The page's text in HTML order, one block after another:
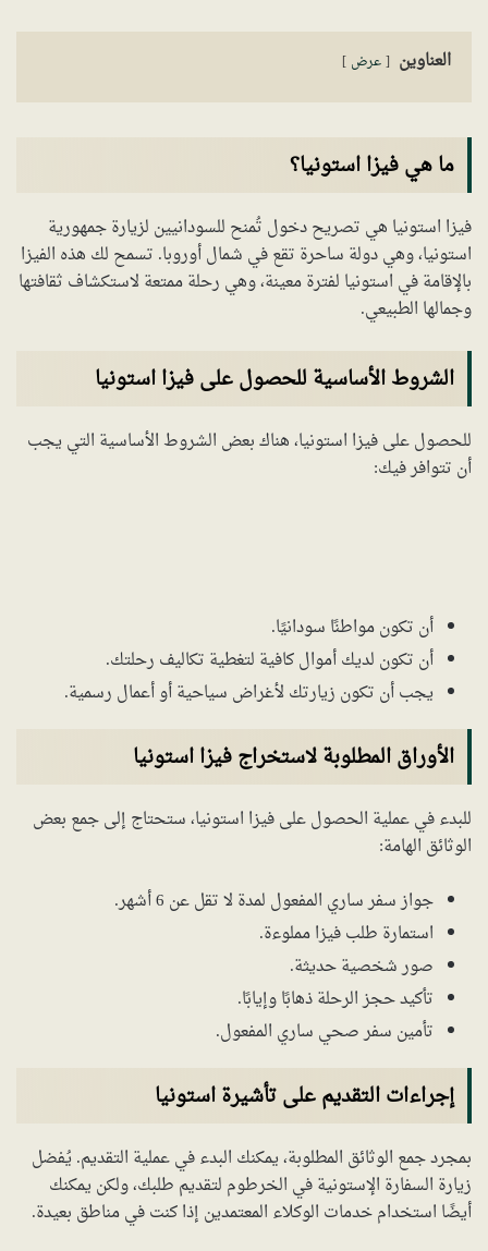
العناوين عرض
ما هي فيزا استونيا؟
فيزا استونيا هي تصريح دخول تُمنح للسودانيين لزيارة جمهورية
استونيا، وهي دولة ساحرة تقع في شمال أوروبا. تسمح لك هذه الفيزا
بالإقامة في استونيا لفترة معينة، وهي رحلة ممتعة لاستكشاف ثقافتها
وجمالها الطبيعي.
الشروط الأساسية للحصول على فيزا استونيا
للحصول على فيزا استونيا، هناك بعض الشروط الأساسية التي يجب
أن تتوافر فيك:
أن تكون مواطنًا سودانيًا.
أن تكون لديك أموال كافية لتغطية تكاليف رحلتك.
يجب أن تكون زيارتك لأغراض سياحية أو أعمال رسمية.
الأوراق المطلوبة لاستخراج فيزا استونيا
للبدء في عملية الحصول على فيزا استونيا، ستحتاج إلى جمع بعض
الوثائق الهامة:
جواز سفر ساري المفعول لمدة لا تقل عن 6 أشهر.
استمارة طلب فيزا مملوءة.
صور شخصية حديثة.
تأكيد حجز الرحلة ذهابًا وإيابًا.
تأمين سفر صحي ساري المفعول.
إجراءات التقديم على تأشيرة استونيا
بمجرد جمع الوثائق المطلوبة، يمكنك البدء في عملية التقديم. يُفضل
زيارة السفارة الإستونية في الخرطوم لتقديم طلبك، ولكن يمكنك
أيضًا استخدام خدمات الوكلاء المعتمدين إذا كنت في مناطق بعيدة.